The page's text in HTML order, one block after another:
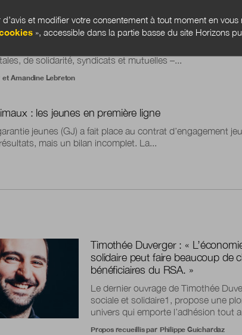
source : automatiser sans déshumaniser
de solidarité, syndicats et mutuelles –...
et Amandine Lebreton
: les jeunes en première ligne
jeunes (GJ) a fait place au contrat d’engagement
mais un bilan incomplet. La...
Timothée Duverger : «
solidaire peut faire beaucoup de
bénéficiaires du RSA. »
Le dernier ouvrage de Timothée
sociale et solidaire1, propose une
univers qui emporte l’adhésion tout
Propos recueillis par Philippe Guichardaz
et modifier votre consentement à tout moment en vous
», accessible dans la partie basse du site Horizons